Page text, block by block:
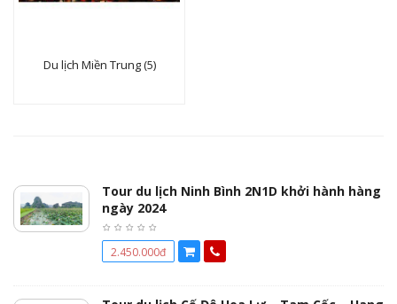
Du lịch Miền Trung (5)
Tour du lịch Ninh Bình 2N1D khởi hành hàng
ngày 2024
2.450.000đ